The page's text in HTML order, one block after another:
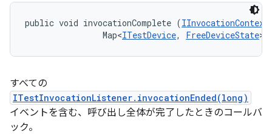
public void invocationComplete (IInvocationContext
                Map<
ITestDevice, FreeDeviceState>
すべての
ITestInvocationListener.invocationEnded(long)
イベントを含む、呼び出し全体が完了したときのコールバ
ック。